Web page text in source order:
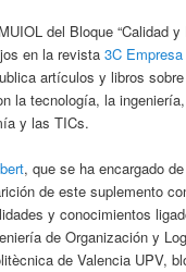
del Bloque “Calidad y
en la revista3C Empresa
artículos y libros
la tecnología, la
y las TICs.
, que se ha encargado
de este suplemento
y conocimientos
de Organización y
de Valencia UPV,